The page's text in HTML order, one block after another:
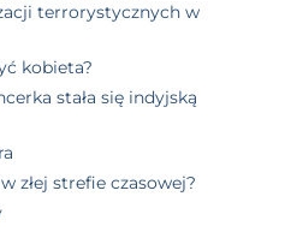
terrorystycznych w
kobieta?
stała się indyjską
złej strefie czasowej?